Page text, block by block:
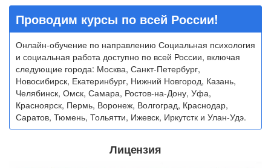
Проводим курсы по всей России!
Онлайн-обучение по направлению Социальная психология
и социальная работа доступно по всей России, включая
следующие города: Москва, Санкт-Петербург,
Новосибирск, Екатеринбург, Нижний Новгород, Казань,
Челябинск, Омск, Самара, Ростов-на-Дону, Уфа,
Красноярск, Пермь, Воронеж, Волгоград, Краснодар,
Саратов, Тюмень, Тольятти, Ижевск, Иркутстк и Улан-Удэ.
Лицензия